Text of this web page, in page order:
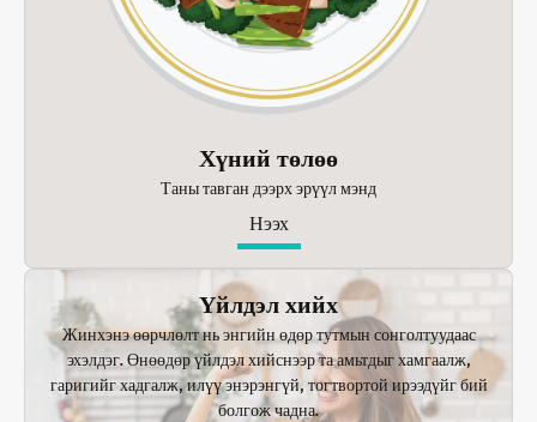
Хүний төлөө
Таны тавган дээрх эрүүл мэнд
Нээх
Үйлдэл хийх
Жинхэнэ өөрчлөлт нь энгийн өдөр тутмын сонголтуудаас
эхэлдэг. Өнөөдөр үйлдэл хийснээр та амьтдыг хамгаалж,
гаригийг хадгалж, илүү энэрэнгүй, тогтвортой ирээдүйг бий
болгож чадна.